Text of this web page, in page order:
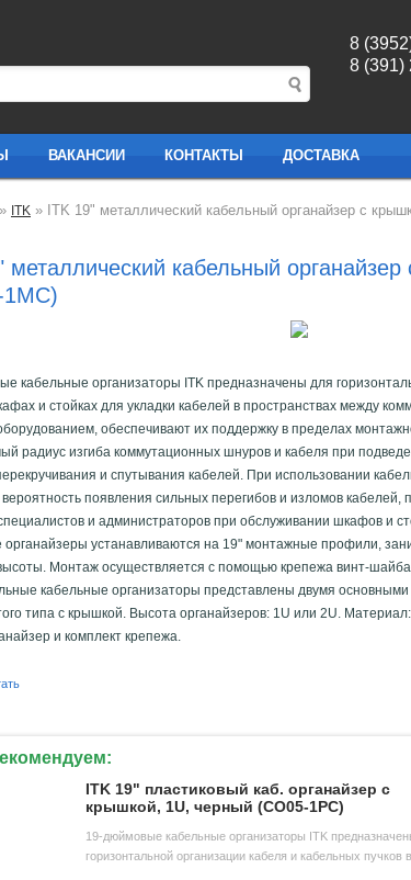
8
8 (391)
ВАКАНСИИ КОНТАКТЫ ДОСТАВКА
» ITK » ITK 19" металлический кабельный органайзер с
металлический кабельный
кабельные организаторы ITK предназначены для
и стойках для укладки кабелей в пространствах между
обеспечивают их поддержку в пределах
радиус изгиба коммутационных шнуров и кабеля при
и спутывания кабелей. При использовании
появления сильных перегибов и изломов
и администраторов при обслуживании шкафов и
органайзеры устанавливаются на 19" монтажные профили,
Монтаж осуществляется с помощью крепежа винт-
кабельные организаторы представлены двумя
типа с крышкой. Высота органайзеров: 1U или 2U.
и комплект крепежа.
ITK 19" пластиковый каб. органайзер с
крышкой, 1U, черный (CO05-1PC)
19-дюймовые кабельные организаторы ITK
горизонтальной организации кабеля и кабельных пучков в